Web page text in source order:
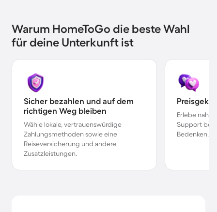
Warum HomeToGo die beste Wahl
für deine Unterkunft ist
Sicher bezahlen und auf dem
richtigen Weg bleiben
Wähle lokale, vertrauenswürdige
Zahlungsmethoden sowie eine
Reiseversicherung und andere
Zusatzleistungen.
Erlebe
Support bei
Bedenken.